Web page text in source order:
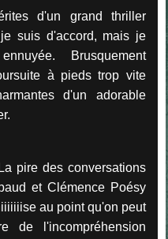
d'un grand thriller
suis d'accord, mais je
Brusquement
à pieds trop vite
d'un adorable
pire des conversations
et Clémence Poésy
au point qu'on peut
de l'incompréhension